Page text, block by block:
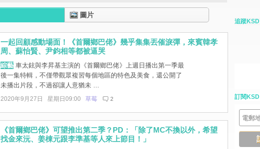
圖片
一起回顧感動場面！《首爾鄉巴佬》幾乎集集丟催淚彈，來賓韓孝
周、蘇怡賢、尹鈞相等都被逼哭
綜藝車太鉉與李昇基主演的《首爾鄉巴佬》上週日播出第一季最
後一集特輯，不僅帶觀眾複習每個地區的特色及美食，還公開了
未播出片段，不過卻讓人意猶未 ...
2020年9月27日 星期日09:00 草莓 2
《首爾鄉巴佬》可望推出第二季？PD：「除了MC不換以外，希望
找金來沅、姜棟元跟李準基等人來上節目！」
追蹤KSD
訂閱KSD